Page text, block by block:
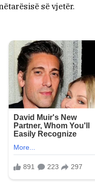
së vjetër.